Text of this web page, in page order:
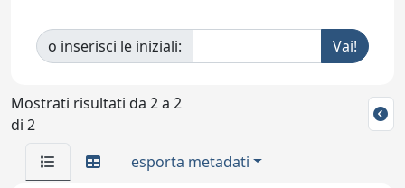
o inserisci le iniziali:
Mostrati risultati da 2 a 2
di 2
esporta metadati